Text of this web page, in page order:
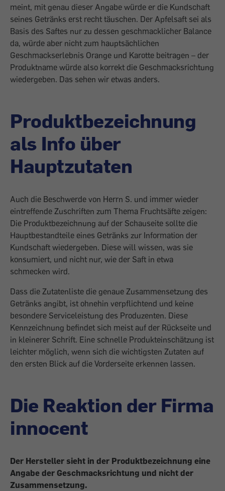
meint, mit genau dieser Angabe würde er die Kundschaft
seines Getränks erst recht täuschen. Der Apfelsaft sei als
Basis des Saftes nur zu dessen geschmacklicher Balance
da, würde aber nicht zum hauptsächlichen
Geschmackserlebnis Orange und Karotte beitragen – der
Produktname würde also korrekt die Geschmacksrichtung
wiedergeben. Das sehen wir etwas anders.
Produktbezeichnung
als Info über
Hauptzutaten
Auch die Beschwerde von Herrn S. und immer wieder
eintreffende Zuschriften zum Thema Fruchtsäfte zeigen:
Die Produktbezeichnung auf der Schauseite sollte die
Hauptbestandteile eines Getränks zur Information der
Kundschaft wiedergeben. Diese will wissen, was sie
konsumiert, und nicht nur, wie der Saft in etwa
schmecken wird.
Dass die Zutatenliste die genaue Zusammensetzung des
Getränks angibt, ist ohnehin verpflichtend und keine
besondere Serviceleistung des Produzenten. Diese
Kennzeichnung befindet sich meist auf der Rückseite und
in kleinerer Schrift. Eine schnelle Produkteinschätzung ist
leichter möglich, wenn sich die wichtigsten Zutaten auf
den ersten Blick auf die Vorderseite erkennen lassen.
Die Reaktion der Firma
innocent
Der Hersteller sieht in der Produktbezeichnung eine
Angabe der Geschmacksrichtung und nicht der
Zusammensetzung.